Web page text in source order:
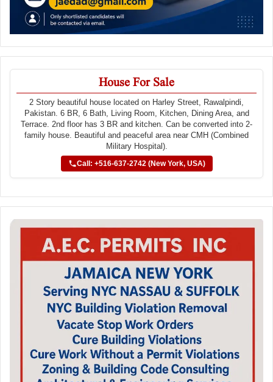
House For Sale
2 Story beautiful house located on Harley Street, Rawalpindi,
Pakistan. 6 BR, 6 Bath, Living Room, Kitchen, Dining Area, and
Terrace. 2nd floor has 3 BR and kitchen. Can be converted into 2-
family house. Beautiful and peaceful area near CMH (Combined
Military Hospital).
Call: +516-637-2742 (New York, USA)